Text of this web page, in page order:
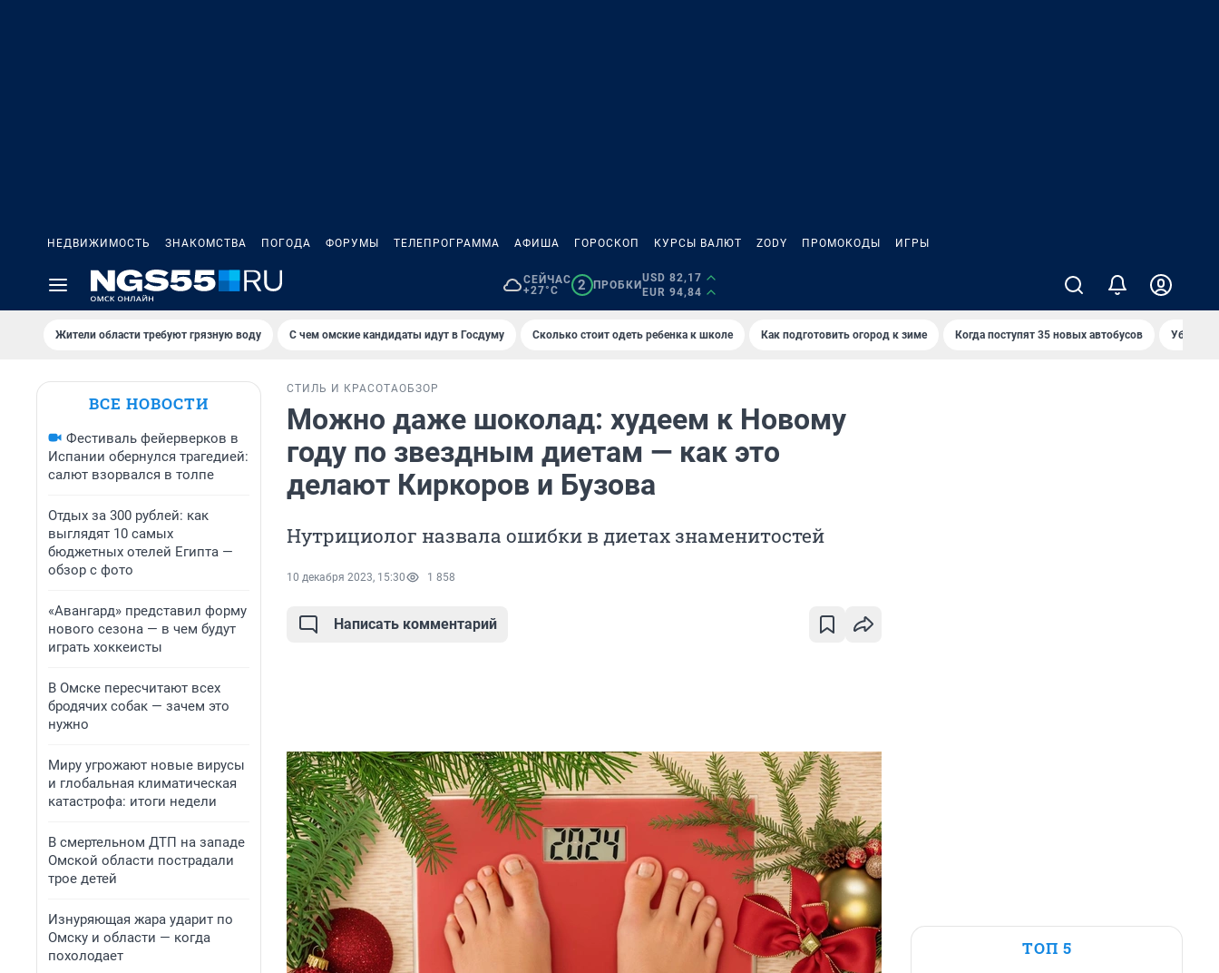
НЕДВИЖИМОСТЬ ЗНАКОМСТВА ПОГОДА ФОРУМЫ ТЕЛЕПРОГРАММА АФИША ГОРОСКОП КУРСЫ ВАЛЮТ ZODY ПРОМОКОДЫ ИГРЫ
СЕЙЧАС
+27°C
2 ПРОБКИ
USD 82,17
EUR 94,84
Жители области требуют грязную воду С чем омские кандидаты идут в Госдуму Сколько стоит одеть ребенка к школе Как подготовить огород к зиме Когда поступят 35 новых автобусов Убийца
ВСЕ НОВОСТИ
Фестиваль фейерверков в
Испании обернулся трагедией:
салют взорвался в толпе
Отдых за 300 рублей: как
выглядят 10 самых
бюджетных отелей Египта —
обзор с фото
«Авангард» представил форму
нового сезона — в чем будут
играть хоккеисты
В Омске пересчитают всех
бродячих собак — зачем это
нужно
Миру угрожают новые вирусы
и глобальная климатическая
катастрофа: итоги недели
В смертельном ДТП на западе
Омской области пострадали
трое детей
Изнуряющая жара ударит по
Омску и области — когда
похолодает
СТИЛЬ И КРАСОТАОБЗОР
Можно даже шоколад: худеем к Новому
году по звездным диетам — как это
делают Киркоров и Бузова
Нутрициолог назвала ошибки в диетах знаменитостей
10 декабря 2023, 15:30 1 858
Написать комментарий
ТОП 5